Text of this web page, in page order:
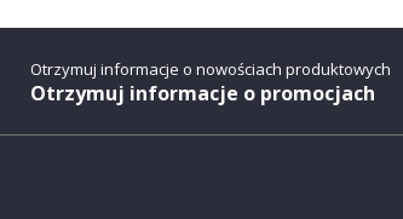
Otrzymuj informacje o nowościach produktowych
Otrzymuj informacje o promocjach